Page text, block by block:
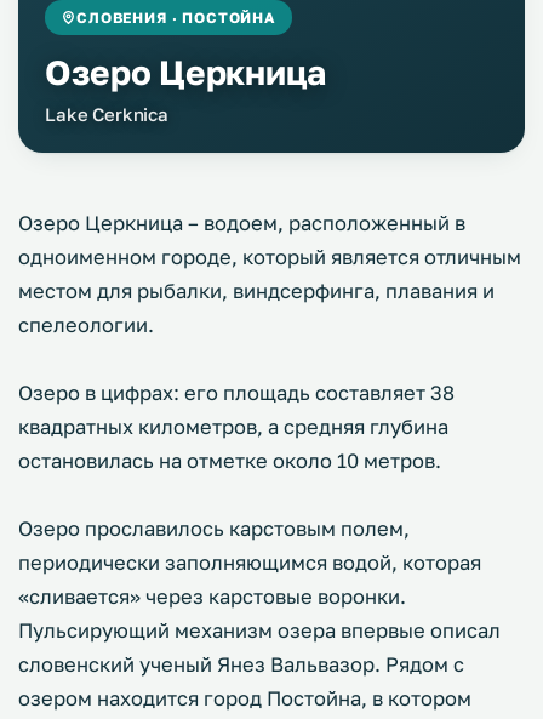
СЛОВЕНИЯ · ПОСТОЙНА
Озеро Церкница
Lake Cerknica
Озеро Церкница – водоем, расположенный в
одноименном городе, который является отличным
местом для рыбалки, виндсерфинга, плавания и
спелеологии.
Озеро в цифрах: его площадь составляет 38
квадратных километров, а средняя глубина
остановилась на отметке около 10 метров.
Озеро прославилось карстовым полем,
периодически заполняющимся водой, которая
«сливается» через карстовые воронки.
Пульсирующий механизм озера впервые описал
словенский ученый Янез Вальвазор. Рядом с
озером находится город Постойна, в котором